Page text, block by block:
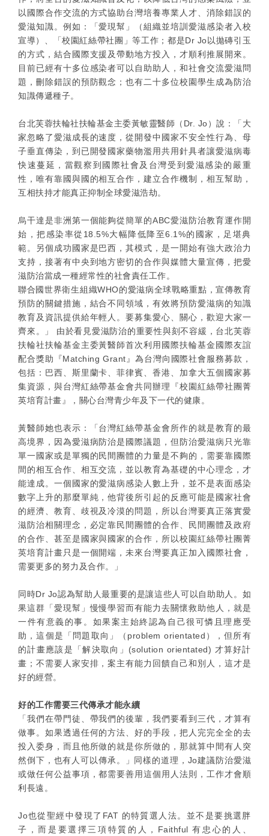
以國際合作交流的方式協助台灣培養專業人才、消除錯誤的
愛滋知識。例如：「愛現幫」（組織並培訓愛滋感染者入校
宣導）、「校園紅絲帶社團」等工作；都是Dr Jo以拋磚引玉
的方式，結合國際支援及帶動地方投入，才順利推展開來。
目前已經有十多位感染者可以自助助人，和社會交流愛滋問
題，刪除錯誤的預防觀念；也有二十多位校園學生成為防治
知識傳遞種子。
台北芙蓉扶輪社扶輪基金主委黃敏靈醫師（Dr. Jo）說：「大
家忽略了愛滋成長的速度，從開發中國家不安全性行為、母
子垂直傳染，到已開發國家藥物濫用共用針具者讓愛滋病毒
快速蔓延，當觀察到國際社會及台灣受到愛滋感染的嚴重
性，唯有靠國與國的相互合作，建立合作機制，相互幫助，
互相扶持才能真正抑制全球愛滋浩劫。
烏干達是非洲第一個能夠從簡單的ABC愛滋防治教育運作開
始，把感染率從18.5%大幅降低降至6.1%的國家，足堪典
範。另個成功國家是巴西，其模式，是一開始有強大政治力
支持，接著有中央到地方密切的合作與媒體大量宣傳，把愛
滋防治當成一種經常性的社會責任工作。
聯合國世界衛生組織WHO的愛滋病全球戰略重點，宣傳教育
預防的關鍵措施，結合不同領域，有效將預防愛滋病的知識
教育及資訊提供給年輕人。要募集愛心、關心，歡迎大家一
齊來。」 由於看見愛滋防治的重要性與刻不容緩，台北芙蓉
扶輪社扶輪基金主委黃醫師首次利用國際扶輪基金國際友誼
配合獎助『Matching Grant』為台灣向國際社會服務募款，
包括：巴西、斯里蘭卡、菲律賓、香港、加拿大五個國家募
集資源，與台灣紅絲帶基金會共同辦理『校園紅絲帶社團菁
英培育計畫』，關心台灣青少年及下一代的健康。
黃醫師她也表示：「台灣紅絲帶基金會所作的就是教育的最
高境界，因為愛滋病防治是國際議題，但防治愛滋病只光靠
單一國家或是單獨的民間團體的力量是不夠的，需要靠國際
間的相互合作、相互交流，並以教育為基礎的中心理念，才
能達成。一個國家的愛滋病感染人數上升，並不是表面感染
數字上升的那麼單純，他背後所引起的反應可能是國家社會
的經濟、教育、歧視及冷漠的問題，所以台灣要真正落實愛
滋防治相關理念，必定靠民間團體的合作、民間團體及政府
的合作、甚至是國家與國家的合作，所以校園紅絲帶社團菁
英培育計畫只是一個開端，未來台灣要真正加入國際社會，
需要更多的努力及合作。」
同時Dr Jo認為幫助人最重要的是讓這些人可以自助助人。如
果這群「愛現幫」慢慢學習而有能力去關懷救助他人，就是
一件有意義的事。如果案主始終認為自己很可憐且理應受
助，這個是「問題取向」（problem orientated），但所有
的計畫應該是「解決取向」(solution orientated) 才算好計
畫；不需要人家安排，案主有能力回饋自己和別人，這才是
好的經營。
好的工作需要三代傳承才能永續
「我們在帶門徒、帶我們的後輩，我們要看到三代，才算有
做事。如果透過任何的方法、好的手段，把人完完全全的去
投入委身，而且他所做的就是你所做的，那就算中間有人突
然倒下，也有人可以傳承。」同樣的道理，Jo建議防治愛滋
或做任何公益事項，都需要善用這個用人法則，工作才會順
利長遠。
Jo也從聖經中發現了FAT 的特質選人法。並不是要挑選胖
子，而是要選擇三項特質的人，Faithful 有忠心的人、